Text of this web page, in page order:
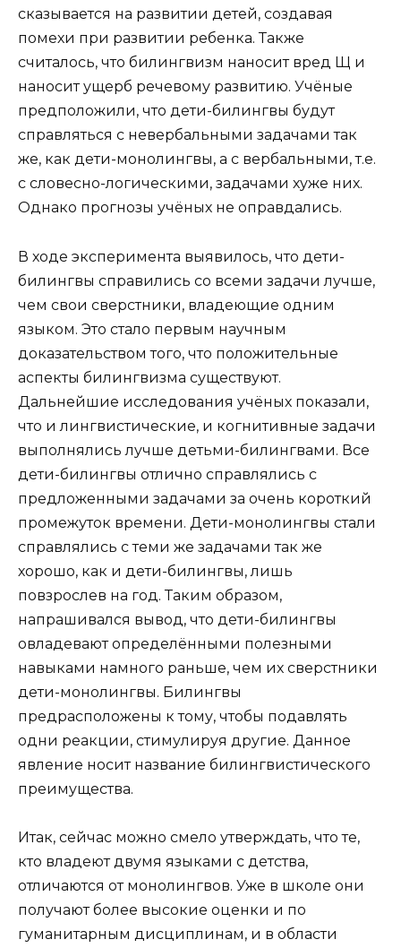
сказывается на развитии детей, создавая
помехи при развитии ребенка. Также
считалось, что билингвизм наносит вред Щ и
наносит ущерб речевому развитию. Учёные
предположили, что дети-билингвы будут
справляться с невербальными задачами так
же, как дети-монолингвы, а с вербальными, т.е.
с словесно-логическими, задачами хуже них.
Однако прогнозы учёных не оправдались.
В ходе эксперимента выявилось, что дети-
билингвы справились со всеми задачи лучше,
чем свои сверстники, владеющие одним
языком. Это стало первым научным
доказательством того, что положительные
аспекты билингвизма существуют.
Дальнейшие исследования учёных показали,
что и лингвистические, и когнитивные задачи
выполнялись лучше детьми-билингвами. Все
дети-билингвы отлично справлялись с
предложенными задачами за очень короткий
промежуток времени. Дети-монолингвы стали
справлялись с теми же задачами так же
хорошо, как и дети-билингвы, лишь
повзрослев на год. Таким образом,
напрашивался вывод, что дети-билингвы
овладевают определёнными полезными
навыками намного раньше, чем их сверстники
дети-монолингвы. Билингвы
предрасположены к тому, чтобы подавлять
одни реакции, стимулируя другие. Данное
явление носит название билингвистического
преимущества.
Итак, сейчас можно смело утверждать, что те,
кто владеют двумя языками с детства,
отличаются от монолингвов. Уже в школе они
получают более высокие оценки и по
гуманитарным дисциплинам, и в области